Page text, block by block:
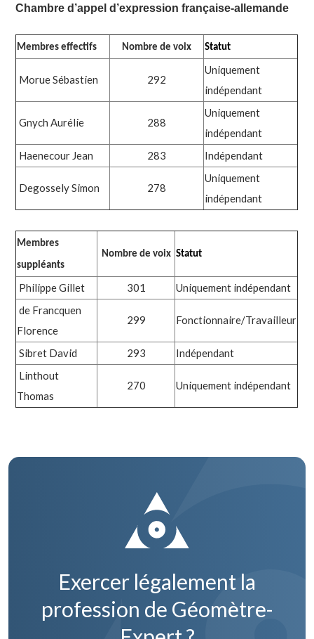
Chambre d’appel d’expression française-allemande
Membres effectifs Nombre de voix Statut
Morue Sébastien 292
Uniquement
indépendant
Gnych Aurélie 288
Uniquement
indépendant
Haenecour Jean
283 Indépendant
Degossely Simon 278
Uniquement
indépendant
Membres
suppléants
Nombre de voix Statut
Philippe Gillet 301
Uniquement indépendant
de Francquen
Florence
299 Fonctionnaire/Travailleur
Sibret David 293
Indépendant
Linthout
Thomas
270 Uniquement indépendant
Exercer légalement la
profession de Géomètre-